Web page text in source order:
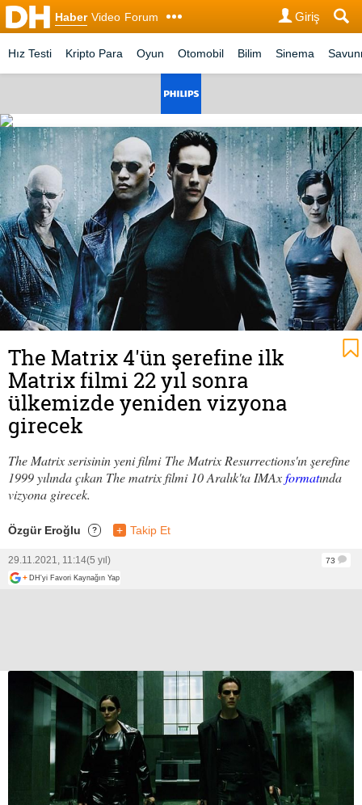
Haber Video Forum Giriş
Hız Testi Kripto Para Oyun Otomobil Bilim Sinema
The Matrix 4'ün şerefine ilk
Matrix filmi 22 yıl sonra
ülkemizde yeniden vizyona
girecek
The Matrix serisinin yeni filmi The Matrix Resurrections'ın şerefine
1999 yılında çıkan The matrix filmi 10 Aralık'ta IMAxformatında
vizyona girecek.
Özgür Eroğlu ? + Takip Et
29.11.2021, 11:14(5 yıl)
73
+ DH'yi Favori Kaynağın Yap